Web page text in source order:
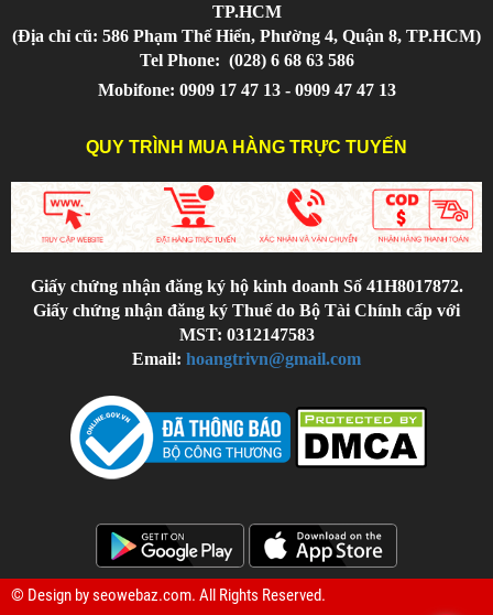
TP.HCM
(Địa chỉ cũ: 586 Phạm Thế Hiển, Phường 4, Quận 8, TP.HCM)
Tel Phone: (028) 6 68 63 586
Mobifone: 0909 17 47 13 - 0909 47 47 13
QUY TRÌNH MUA HÀNG TRỰC TUYẾN
Giấy chứng nhận đăng ký hộ kinh doanh Số 41H8017872.
Giấy chứng nhận đăng ký Thuế do Bộ Tài Chính cấp với
MST: 0312147583
Email: hoangtrivn@gmail.com
© Design byseowebaz.com. All Rights Reserved.